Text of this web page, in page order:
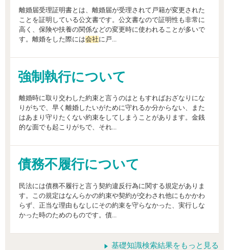
離婚届受理証明書とは、離婚届が受理されて戸籍が変更された
ことを証明している公文書です。公文書なので証明性も非常に
高く、保険や扶養の関係などの変更時に使われることが多いで
す。離婚をした際には会社に戸...
強制執行について
離婚時に取り交わした約束と言うのはともすればおざなりにな
りがちで、早く離婚したいがために守れるか分からない、また
はあまり守りたくない約束をしてしまうことがあります。金銭
的な面でも起こりがちで、それ...
債務不履行について
民法には債務不履行と言う契約違反行為に関する規定がありま
す。この規定はなんらかの約束や契約が交わされ他にもかかわ
らず、正当な理由もなしにその約束を守らなかった、実行しな
かった時のためのものです。債...
基礎知識検索結果をもっと見る